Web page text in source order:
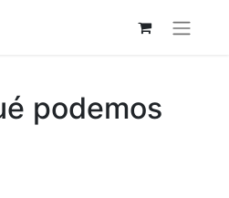
podemos